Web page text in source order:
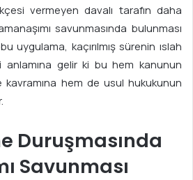
vermeyen davalı tarafın daha
savunmasında bulunması
uygulama, kaçırılmış sürenin ıslah
gelir ki bu hem kanunun
hem de usul hukukunun
Duruşmasında
Savunması